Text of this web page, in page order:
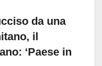
da una
il
‘Paese in